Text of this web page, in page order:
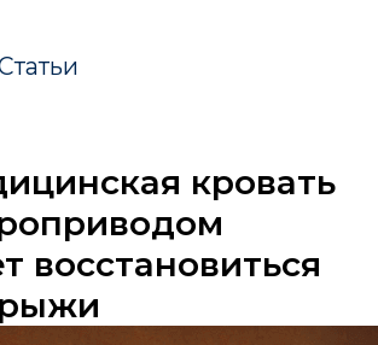
кровать
восстановиться